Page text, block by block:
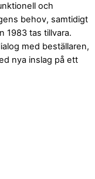
och
behov, samtidigt
1983 tas tillvara.
med beställaren,
nya inslag på ett